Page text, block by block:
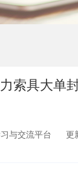
索具大单
与交流平台
更